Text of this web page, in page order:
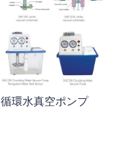
循環水真空ポンプ